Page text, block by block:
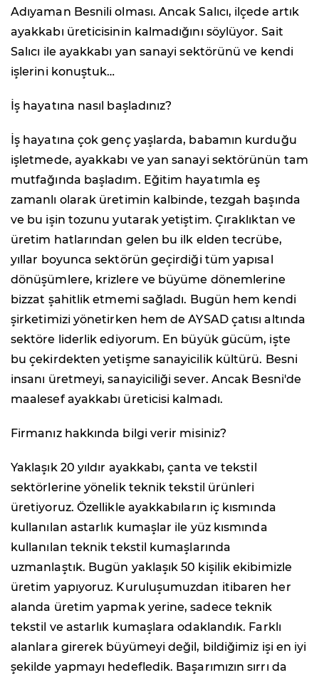
Adıyaman Besnili olması. Ancak Salıcı, ilçede artık
ayakkabı üreticisinin kalmadığını söylüyor. Sait
Salıcı ile ayakkabı yan sanayi sektörünü ve kendi
işlerini konuştuk…
İş hayatına nasıl başladınız?
İş hayatına çok genç yaşlarda, babamın kurduğu
işletmede, ayakkabı ve yan sanayi sektörünün tam
mutfağında başladım. Eğitim hayatımla eş
zamanlı olarak üretimin kalbinde, tezgah başında
ve bu işin tozunu yutarak yetiştim. Çıraklıktan ve
üretim hatlarından gelen bu ilk elden tecrübe,
yıllar boyunca sektörün geçirdiği tüm yapısal
dönüşümlere, krizlere ve büyüme dönemlerine
bizzat şahitlik etmemi sağladı. Bugün hem kendi
şirketimizi yönetirken hem de AYSAD çatısı altında
sektöre liderlik ediyorum. En büyük gücüm, işte
bu çekirdekten yetişme sanayicilik kültürü. Besni
insanı üretmeyi, sanayiciliği sever. Ancak Besni'de
maalesef ayakkabı üreticisi kalmadı.
Firmanız hakkında bilgi verir misiniz?
Yaklaşık 20 yıldır ayakkabı, çanta ve tekstil
sektörlerine yönelik teknik tekstil ürünleri
üretiyoruz. Özellikle ayakkabıların iç kısmında
kullanılan astarlık kumaşlar ile yüz kısmında
kullanılan teknik tekstil kumaşlarında
uzmanlaştık. Bugün yaklaşık 50 kişilik ekibimizle
üretim yapıyoruz. Kuruluşumuzdan itibaren her
alanda üretim yapmak yerine, sadece teknik
tekstil ve astarlık kumaşlara odaklandık. Farklı
alanlara girerek büyümeyi değil, bildiğimiz işi en iyi
şekilde yapmayı hedefledik. Başarımızın sırrı da